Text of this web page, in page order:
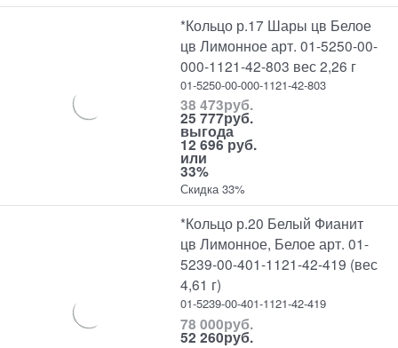
*Кольцо р.17 Шары цв Белое
цв Лимонное арт. 01-5250-00-
000-1121-42-803 вес 2,26 г
01-5250-00-000-1121-42-803
38 473руб.
25 777руб.
выгода
12 696 руб.
или
33%
Скидка 33%
*Кольцо р.20 Белый Фианит
цв Лимонное, Белое арт. 01-
5239-00-401-1121-42-419 (вес
4,61 г)
01-5239-00-401-1121-42-419
78 000руб.
52 260руб.